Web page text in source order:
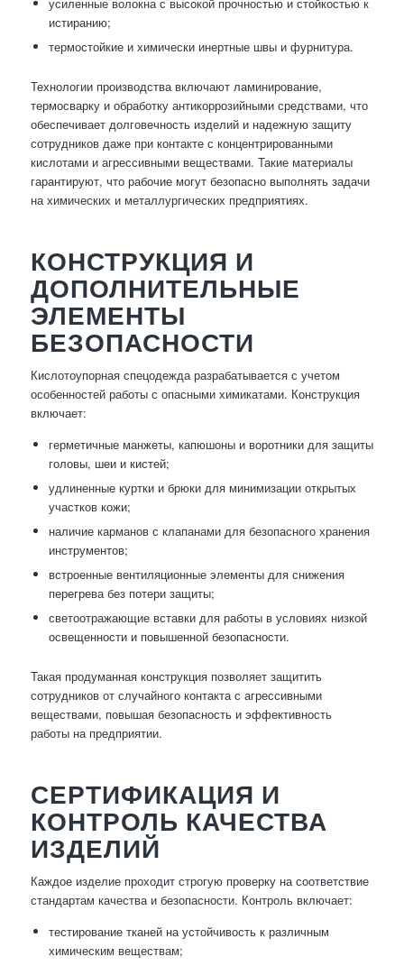
истиранию;
термостойкие и химически инертные швы и фурнитура.
Технологии производства включают ламинирование,
термосварку и обработку антикоррозийными средствами, что
обеспечивает долговечность изделий и надежную защиту
сотрудников даже при контакте с концентрированными
кислотами и агрессивными веществами. Такие материалы
гарантируют, что рабочие могут безопасно выполнять задачи
на химических и металлургических предприятиях.
КОНСТРУКЦИЯ И
ДОПОЛНИТЕЛЬНЫЕ
ЭЛЕМЕНТЫ
БЕЗОПАСНОСТИ
Кислотоупорная спецодежда разрабатывается с учетом
особенностей работы с опасными химикатами. Конструкция
включает:
герметичные манжеты, капюшоны и воротники для защиты
головы, шеи и кистей;
удлиненные куртки и брюки для минимизации открытых
участков кожи;
наличие карманов с клапанами для безопасного хранения
инструментов;
встроенные вентиляционные элементы для снижения
перегрева без потери защиты;
светоотражающие вставки для работы в условиях низкой
освещенности и повышенной безопасности.
Такая продуманная конструкция позволяет защитить
сотрудников от случайного контакта с агрессивными
веществами, повышая безопасность и эффективность
работы на предприятии.
СЕРТИФИКАЦИЯ И
КОНТРОЛЬ КАЧЕСТВА
ИЗДЕЛИЙ
Каждое изделие проходит строгую проверку на соответствие
стандартам качества и безопасности. Контроль включает:
тестирование тканей на устойчивость к различным
химическим веществам;